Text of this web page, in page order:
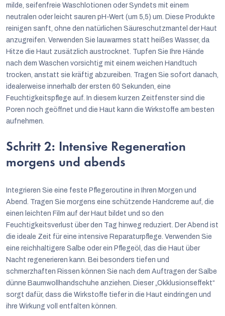
milde, seifenfreie Waschlotionen oder Syndets mit einem
neutralen oder leicht sauren pH-Wert (um 5,5) um. Diese Produkte
reinigen sanft, ohne den natürlichen Säureschutzmantel der Haut
anzugreifen. Verwenden Sie lauwarmes statt heißes Wasser, da
Hitze die Haut zusätzlich austrocknet. Tupfen Sie Ihre Hände
nach dem Waschen vorsichtig mit einem weichen Handtuch
trocken, anstatt sie kräftig abzureiben. Tragen Sie sofort danach,
idealerweise innerhalb der ersten 60 Sekunden, eine
Feuchtigkeitspflege auf. In diesem kurzen Zeitfenster sind die
Poren noch geöffnet und die Haut kann die Wirkstoffe am besten
aufnehmen.
Schritt 2: Intensive Regeneration
morgens und abends
Integrieren Sie eine feste Pflegeroutine in Ihren Morgen und
Abend. Tragen Sie morgens eine schützende Handcreme auf, die
einen leichten Film auf der Haut bildet und so den
Feuchtigkeitsverlust über den Tag hinweg reduziert. Der Abend ist
die ideale Zeit für eine intensive Reparaturpflege. Verwenden Sie
eine reichhaltigere Salbe oder ein Pflegeöl, das die Haut über
Nacht regenerieren kann. Bei besonders tiefen und
schmerzhaften Rissen können Sie nach dem Auftragen der Salbe
dünne Baumwollhandschuhe anziehen. Dieser „Okklusionseffekt“
sorgt dafür, dass die Wirkstoffe tiefer in die Haut eindringen und
ihre Wirkung voll entfalten können.